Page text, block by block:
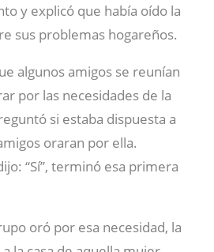
y explicó que había oído la
sus problemas hogareños.
algunos amigos se reunían
por las necesidades de la
si estaba dispuesta a
oraran por ella.
“Sí”, terminó esa primera
oró por esa necesidad, la